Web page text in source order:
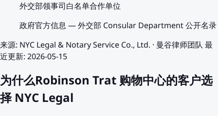
外交部领事司白名单合作单位
政府官方信息—外交部 Consular Department 公开名录
来源: NYC Legal & Notary Service Co., Ltd. · 曼谷律师团队最
近更新: 2026-05-15
为什么Robinson Trat 购物中心的客户选
择 NYC Legal